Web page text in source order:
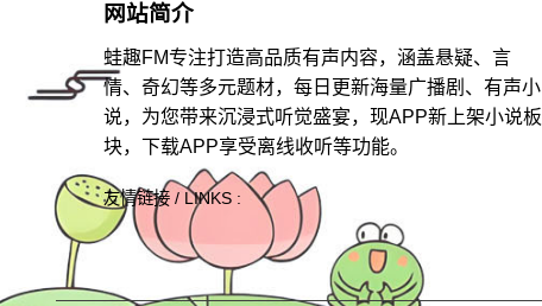
网站简介
蛙趣FM专注打造高品质有声内容，涵盖悬疑、言
情、奇幻等多元题材，每日更新海量广播剧、有声小
说，为您带来沉浸式听觉盛宴，现APP新上架小说板
块，下载APP享受离线收听等功能。
友情链接 / LINKS :